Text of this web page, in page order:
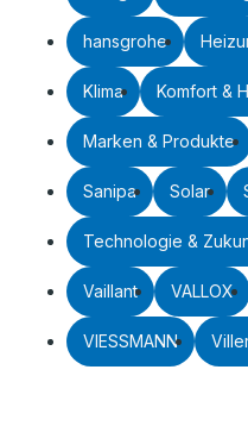
hansgrohe
Klima Komfort &
Marken & Produkte
Sanipa Solar
Technologie &
Vaillant VALLOX
VIESSMANN